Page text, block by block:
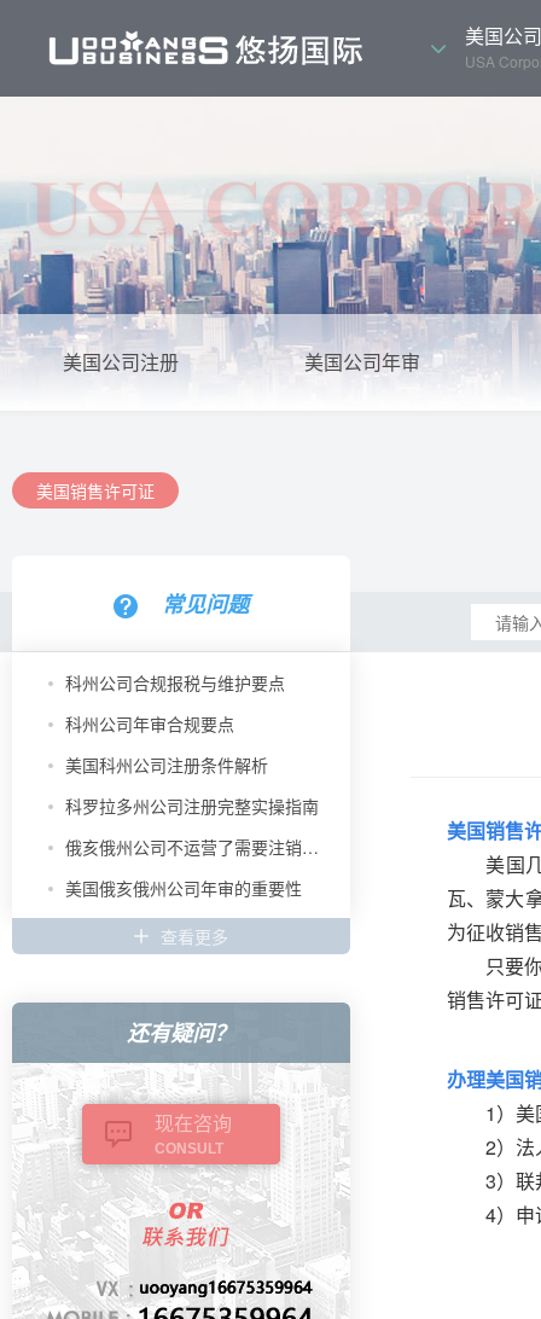
美国公
USA
美国公司注册 美国公司年审
美国销售许可证
常见问题
科州公司合规报税与维护要点
科州公司年审合规要点
美国科州公司注册条件解析
科罗拉多州公司注册完整实操指南
俄亥俄州公司不运营了需要注销吗？
美国俄亥俄州公司年审的重要性
查看更多
还有疑问？
现在咨询
CONSULT
美国销售
美国几
瓦、蒙大
为征收销
只要你
销售许可
办理美国
1）美
2）法
3）联
4）申